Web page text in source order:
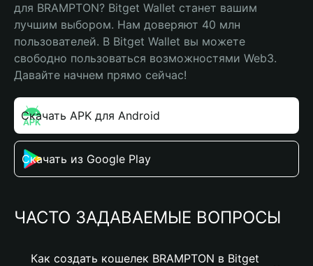
для BRAMPTON? Bitget Wallet станет вашим
лучшим выбором. Нам доверяют 40 млн
пользователей. В Bitget Wallet вы можете
свободно пользоваться возможностями Web3.
Давайте начнем прямо сейчас!
Скачать APK для Android
Скачать из Google Play
ЧАСТО ЗАДАВАЕМЫЕ ВОПРОСЫ
Как создать кошелек BRAMPTON в Bitget